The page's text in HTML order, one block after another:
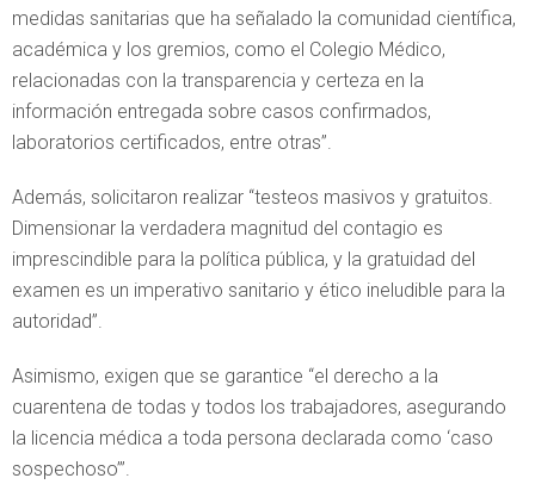
medidas sanitarias que ha señalado la comunidad científica,
académica y los gremios, como el Colegio Médico,
relacionadas con la transparencia y certeza en la
información entregada sobre casos confirmados,
laboratorios certificados, entre otras”.
Además, solicitaron realizar “testeos masivos y gratuitos.
Dimensionar la verdadera magnitud del contagio es
imprescindible para la política pública, y la gratuidad del
examen es un imperativo sanitario y ético ineludible para la
autoridad”.
Asimismo, exigen que se garantice “el derecho a la
cuarentena de todas y todos los trabajadores, asegurando
la licencia médica a toda persona declarada como ‘caso
sospechoso’”.